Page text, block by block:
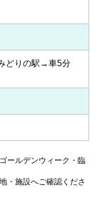
どりの駅→車5分
ールデンウィーク・臨
・施設へご確認くださ